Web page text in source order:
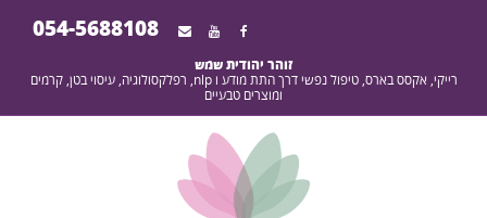
054-5688108
זוהר יהודית שמש
רייקי, אקסס בארס, טיפול נפשי דרך התת מודע ו nlp, רפלקסולוגיה, עיסוי בטן, קרמים
ומוצרים טבעיים